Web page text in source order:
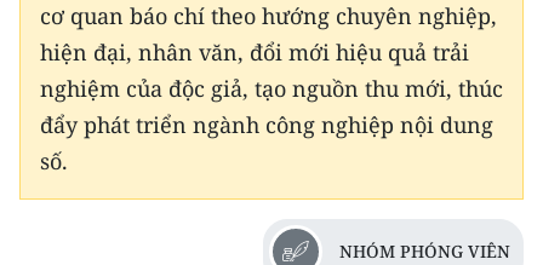
cơ quan báo chí theo hướng chuyên nghiệp,
hiện đại, nhân văn, đổi mới hiệu quả trải
nghiệm của độc giả, tạo nguồn thu mới, thúc
đẩy phát triển ngành công nghiệp nội dung
số.
NHÓM PHÓNG VIÊN